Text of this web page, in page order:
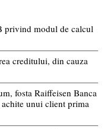
privind modul de calcul
creditului, din cauza
fosta Raiffeisen Banca
unui client prima